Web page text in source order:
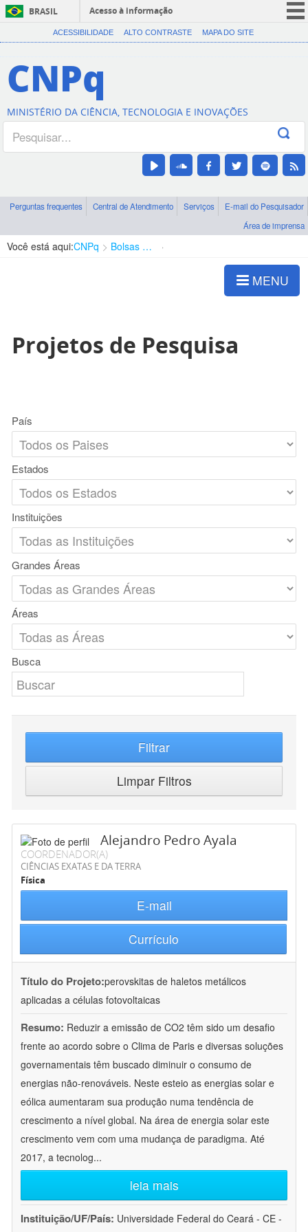
BRASIL
Acesso à informação
CORONAVÍRUS (COVID-19)
Canais
ACESSIBILIDADE ALTO CONTRASTE MAPA DO SITE
CNPq
MINISTÉRIO DA CIÊNCIA, TECNOLOGIA E INOVAÇÕES
Perguntas frequentes Central de Atendimento Serviços
E-mail do Pesquisador
Área de imprensa
Você está aqui:CNPq Bolsas e Auxílios Vigentes
MENU
Projetos de Pesquisa
País
Estados
Instituições
Grandes Áreas
Áreas
Busca
Filtrar
Limpar Filtros
Alejandro Pedro Ayala
COORDENADOR(A)
CIÊNCIAS EXATAS E DA TERRA
Física
E-mail
Currículo
Título do Projeto:perovskitas de haletos metálicos
aplicadas a células fotovoltaicas
Resumo: Reduzir a emissão de CO2 têm sido um desafio
frente ao acordo sobre o Clima de Paris e diversas soluções
governamentais têm buscado diminuir o consumo de
energias não-renováveis. Neste esteio as energias solar e
eólica aumentaram sua produção numa tendência de
crescimento a nível global. Na área de energia solar este
crescimento vem com uma mudança de paradigma. Até
2017, a tecnolog...
leia mais
Instituição/UF/País: Universidade Federal do Ceará - CE -